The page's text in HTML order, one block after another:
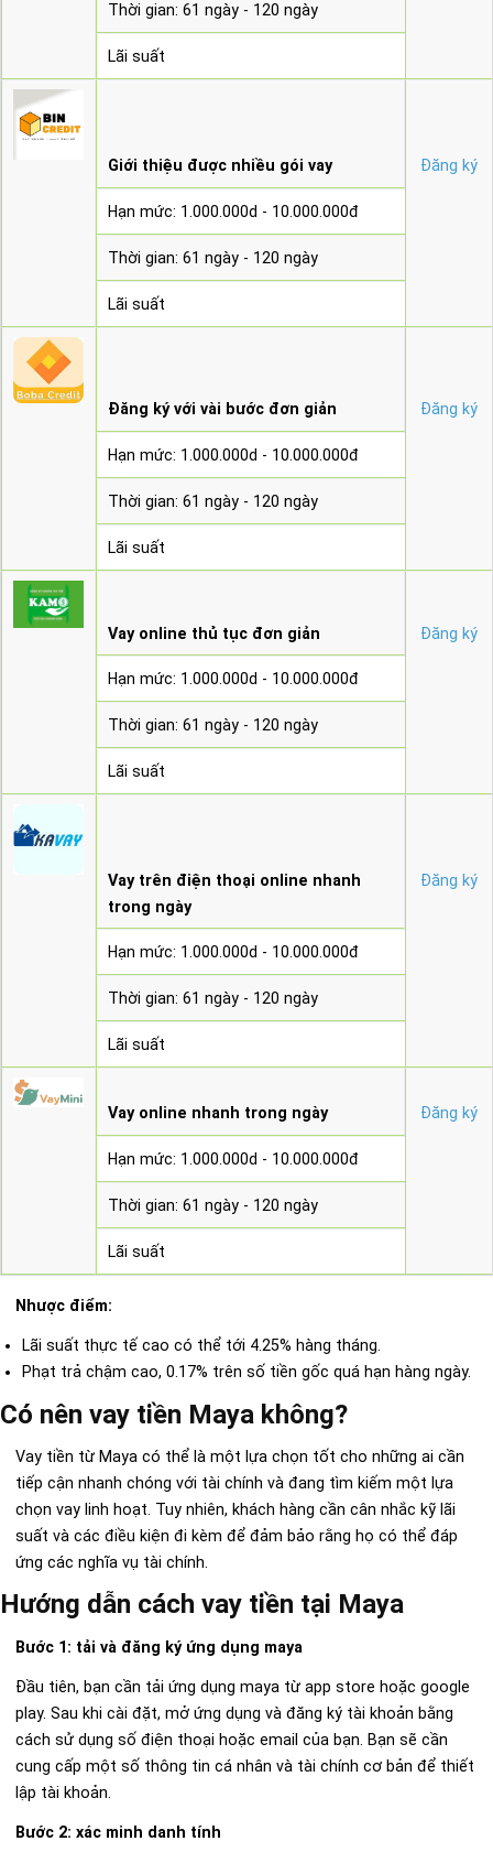
Thời gian: 61 ngày - 120 ngày
Lãi suất
Giới thiệu được nhiều gói vay Đăng ký
Hạn mức: 1.000.000d - 10.000.000đ
Thời gian: 61 ngày - 120 ngày
Lãi suất
Đăng ký với vài bước đơn giản Đăng ký
Hạn mức: 1.000.000d - 10.000.000đ
Thời gian: 61 ngày - 120 ngày
Lãi suất
Vay online thủ tục đơn giản Đăng ký
Hạn mức: 1.000.000d - 10.000.000đ
Thời gian: 61 ngày - 120 ngày
Lãi suất
Vay trên điện thoại online nhanh
trong ngày
Đăng ký
Hạn mức: 1.000.000d - 10.000.000đ
Thời gian: 61 ngày - 120 ngày
Lãi suất
Vay online nhanh trong ngày Đăng ký
Hạn mức: 1.000.000d - 10.000.000đ
Thời gian: 61 ngày - 120 ngày
Lãi suất
Nhược điểm:
Lãi suất thực tế cao có thể tới 4.25% hàng tháng.
Phạt trả chậm cao, 0.17% trên số tiền gốc quá hạn hàng ngày.
Có nên vay tiền Maya không?
Vay tiền từ Maya có thể là một lựa chọn tốt cho những ai cần
tiếp cận nhanh chóng với tài chính và đang tìm kiếm một lựa
chọn vay linh hoạt. Tuy nhiên, khách hàng cần cân nhắc kỹ lãi
suất và các điều kiện đi kèm để đảm bảo rằng họ có thể đáp
ứng các nghĩa vụ tài chính.
Hướng dẫn cách vay tiền tại Maya
Bước 1: tải và đăng ký ứng dụng maya
Đầu tiên, bạn cần tải ứng dụng maya từ app store hoặc google
play. Sau khi cài đặt, mở ứng dụng và đăng ký tài khoản bằng
cách sử dụng số điện thoại hoặc email của bạn. Bạn sẽ cần
cung cấp một số thông tin cá nhân và tài chính cơ bản để thiết
lập tài khoản.
Bước 2: xác minh danh tính